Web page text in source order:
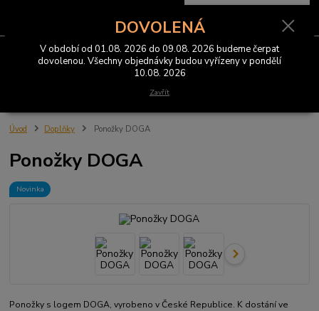
Menu
0 Kč
Úvod Doplňky Ponožky DOGA
Ponožky DOGA
Novinka
Ponožky s logem DOGA, vyrobeno v České Republice. K dostání ve
DOVOLENÁ
V období od 01.08. 2026 do 09.08. 2026 budeme čerpat
dovolenou. Všechny objednávky budou vyřízeny v pondělí
10.08. 2026
Zavřít